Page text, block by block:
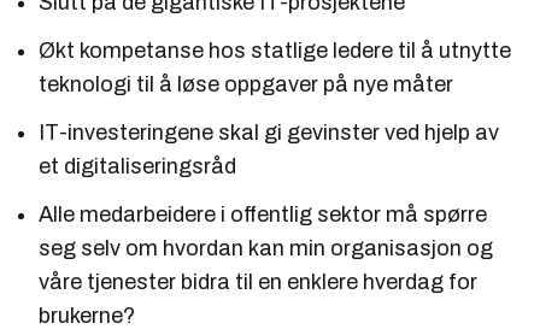
Økt kompetanse hos statlige ledere til å utnytte
teknologi til å løse oppgaver på nye måter
IT-investeringene skal gi gevinster ved hjelp av
et digitaliseringsråd
Alle medarbeidere i offentlig sektor må spørre
seg selv om hvordan kan min organisasjon og
våre tjenester bidra til en enklere hverdag for
brukerne?